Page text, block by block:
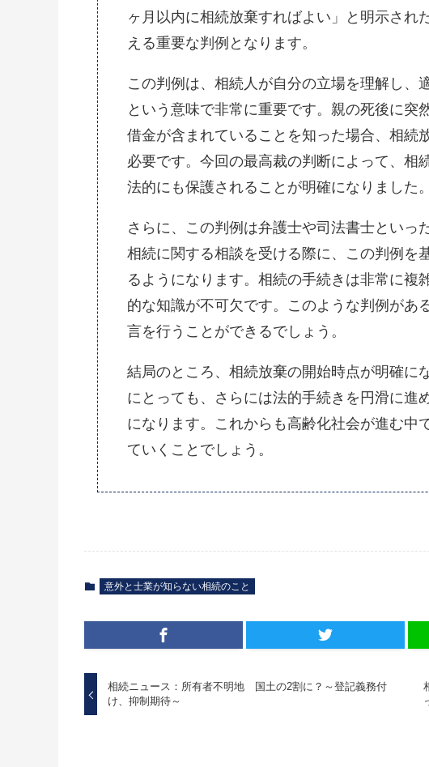
ヶ月以内に相続放棄すればよい」と明示され
える重要な判例となります。
この判例は、相続人が自分の立場を理解し、
という意味で非常に重要です。親の死後に突
借金が含まれていることを知った場合、相続
必要です。今回の最高裁の判断によって、相
法的にも保護されることが明確になりました。
さらに、この判例は弁護士や司法書士といっ
相続に関する相談を受ける際に、この判例を
るようになります。相続の手続きは非常に複
的な知識が不可欠です。このような判例があ
言を行うことができるでしょう。
結局のところ、相続放棄の開始時点が明確に
にとっても、さらには法的手続きを円滑に進
になります。これからも高齢化社会が進む中
ていくことでしょう。
意外と士業が知らない相続のこと
相続ニュース：所有者不明地 国土の2割に？～登記義務付
け、抑制期待～